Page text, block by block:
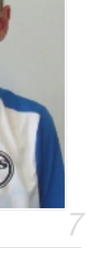
7